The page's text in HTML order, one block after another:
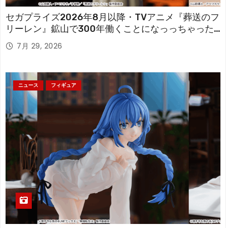
セガプライズ2026年8月以降・TVアニメ『葬送のフ
リーレン』鉱山で300年働くことになっっちゃった
「フリーレン」を立体化！
7月 29, 2026
ニュース フィギュア